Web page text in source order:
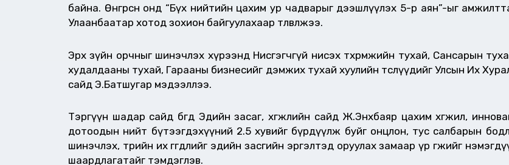
байна. Өнгөрсөн онд “Бүх нийтийн цахим ур чадварыг дээшлүүлэх 5-р аян”-ыг
Улаанбаатар хотод зохион байгуулахаар төлөвлөжээ.
Эрх зүйн орчныг шинэчлэх хүрээнд Нисгэгчгүй нисэх төхөөрөмжийн тухай, Сансарын
худалдааны тухай, Гарааны бизнесийг дэмжих тухай хуулийн төслүүдийг Улсын Их
сайд Э.Батшугар мэдээллээ.
Тэргүүн шадар сайд бөгөөд Эдийн засаг, хөгжлийн сайд Ж.Энхбаяр цахим хөгжил,
дотоодын нийт бүтээгдэхүүний 2.5 хувийг бүрдүүлж буйг онцлон, тус салбарын
шинэчлэх, төрийн их өгөгдлийг эдийн засгийн эргэлтэд оруулах замаар үр өгөөжийг
шаардлагатайг тэмдэглэв.